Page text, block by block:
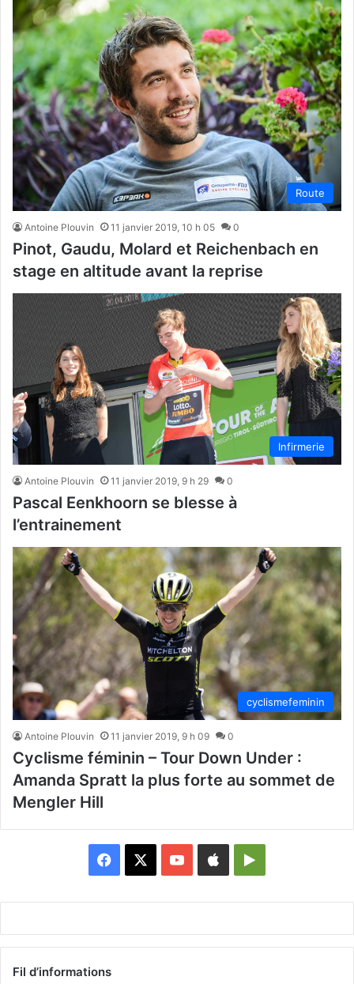
Route
Antoine Plouvin 11 janvier 2019, 10 h 05 0
Pinot, Gaudu, Molard et Reichenbach en
stage en altitude avant la reprise
Infirmerie
Antoine Plouvin 11 janvier 2019, 9 h 29 0
Pascal Eenkhoorn se blesse à
l’entrainement
cyclismefeminin
Antoine Plouvin 11 janvier 2019, 9 h 09 0
Cyclisme féminin – Tour Down Under :
Amanda Spratt la plus forte au sommet de
Mengler Hill
Facebook YouTubeAppleGoogle
Fil d’informations